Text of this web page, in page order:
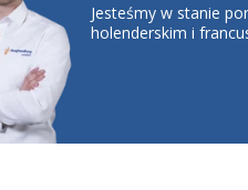
Jesteśmy w stanie
holenderskim i